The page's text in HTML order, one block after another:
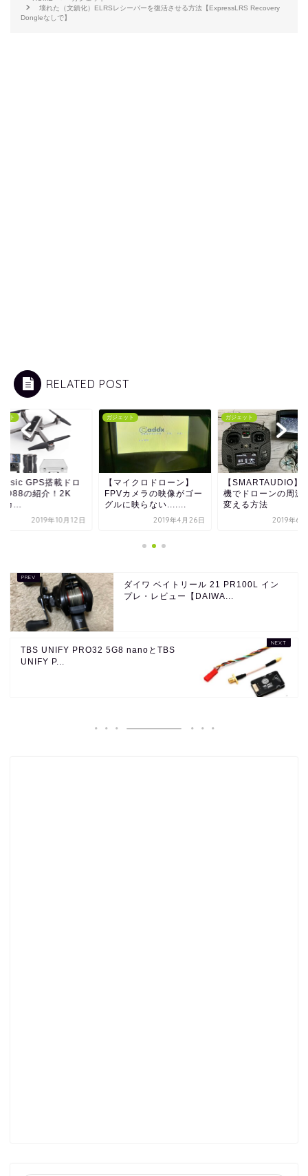
壊れた（文鎮化）ELRSレシーバーを復活させる方法【ExpressLRS Recovery
Dongleなしで】
RELATED POST
ット
GPS搭載ドロ
D88の紹介！2K
カ...
2019年10月12日
ガジェット
【マイクロドローン】
FPVカメラの映像がゴー
グルに映らない.......
2019年4月26日
ガジェット
【SMARTAUDIO】
機でドローンの周波
変える方法
2019年6
ダイワ ベイトリール 21 PR100L イン
プレ・レビュー【DAIWA...
TBS UNIFY PRO32 5G8 nanoとTBS
UNIFY P...